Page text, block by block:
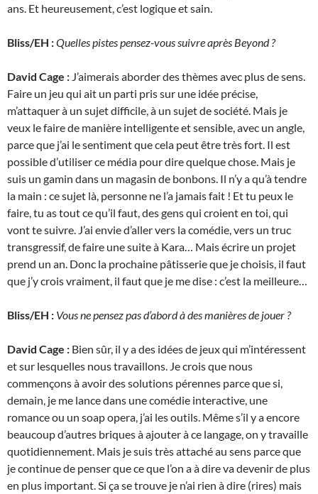
ans. Et heureusement, c’est logique et sain.
Bliss/EH :Quelles pistes pensez-vous suivre après Beyond ?
David Cage : J’aimerais aborder des thèmes avec plus de sens.
Faire un jeu qui ait un parti pris sur une idée précise,
m’attaquer à un sujet difficile, à un sujet de société. Mais je
veux le faire de manière intelligente et sensible, avec un angle,
parce que j’ai le sentiment que cela peut être très fort. Il est
possible d’utiliser ce média pour dire quelque chose. Mais je
suis un gamin dans un magasin de bonbons. Il n’y a qu’à tendre
la main : ce sujet là, personne ne l’a jamais fait ! Et tu peux le
faire, tu as tout ce qu’il faut, des gens qui croient en toi, qui
vont te suivre. J’ai envie d’aller vers la comédie, vers un truc
transgressif, de faire une suite à Kara… Mais écrire un projet
prend un an. Donc la prochaine pâtisserie que je choisis, il faut
que j’y crois vraiment, il faut que je me dise : c’est la meilleure…
Bliss/EH : Vous ne pensez pas d’abord à des manières de jouer ?
David Cage : Bien sûr, il y a des idées de jeux qui m’intéressent
et sur lesquelles nous travaillons. Je crois que nous
commençons à avoir des solutions pérennes parce que si,
demain, je me lance dans une comédie interactive, une
romance ou un soap opera, j’ai les outils. Même s’il y a encore
beaucoup d’autres briques à ajouter à ce langage, on y travaille
quotidiennement. Mais je suis très attaché au sens parce que
je continue de penser que ce que l’on a à dire va devenir de plus
en plus important. Si ça se trouve je n’ai rien à dire (rires) mais